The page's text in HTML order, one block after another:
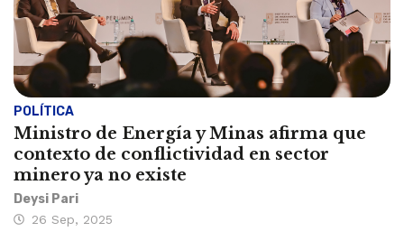
POLÍTICA
Ministro de Energía y Minas afirma que
contexto de conflictividad en sector
minero ya no existe
Deysi Pari
26 Sep, 2025